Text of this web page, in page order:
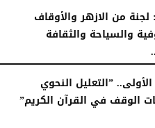
لجنة من الازهر والأوقاف
والسياحة والثقافة
”التعليل النحوي
الوقف في القرآن الكريم”